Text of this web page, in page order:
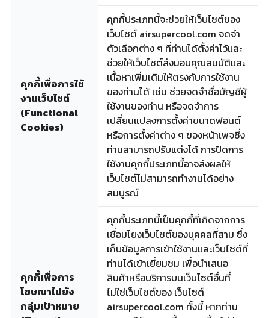
คุกกี้เพื่อการใช้
งานเว็บไซต์
(Functional
Cookies)
คุกกี้ประเภทนี้จะช่วยให้เว็บไซต์ของ
เว็บไซต์ airsupercool.com จดจำ
ตัวเลือกต่าง ๆ ที่ท่านได้ตั้งค่าไว้และ
ช่วยให้เว็บไซต์ส่งมอบคุณสมบัติและ
เนื้อหาเพิ่มเติมให้ตรงกับการใช้งาน
ของท่านได้ เช่น ช่วยจดจำชื่อบัญชีผู้
ใช้งานของท่าน หรือจดจำการ
เปลี่ยนแปลงการตั้งค่าขนาดฟอนต์
หรือการตั้งค่าต่าง ๆ ของหน้าเพจซึ่ง
ท่านสามารถปรับแต่งได้ การปิดการ
ใช้งานคุกกี้ประเภทนี้อาจส่งผลให้
เว็บไซต์ไม่สามารถทำงานได้อย่าง
สมบูรณ์
คุกกี้เพื่อการ
โฆษณาไปยัง
กลุ่มเป้าหมาย
คุกกี้ประเภทนี้เป็นคุกกี้ที่เกิดจากการ
เชื่อมโยงเว็บไซต์ของบุคคลที่สาม ซึ่ง
เก็บข้อมูลการเข้าใช้งานและเว็บไซต์ที่
ท่านได้เข้าเยี่ยมชม เพื่อนำเสนอ
สินค้าหรือบริการบนเว็บไซต์อื่นที่
ไม่ใช่เว็บไซต์ของ เว็บไซต์
airsupercool.com ทั้งนี้ หากท่าน